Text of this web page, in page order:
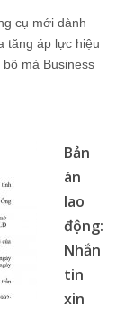
cụ mới dành
tăng áp lực hiệu
mà Business
Bản
án
lao
động:
Nhắn
tin
xin